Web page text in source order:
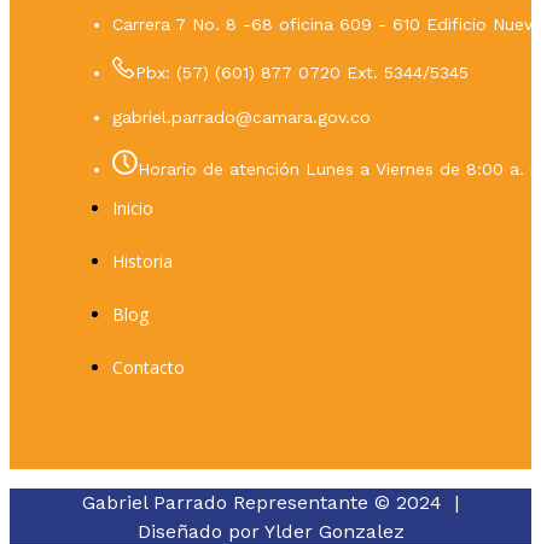
Carrera 7 No. 8 -68 oficina 609 - 610 Edificio
Pbx: (57) (601) 877 0720 Ext. 5344/5345
gabriel.parrado@camara.gov.co
Horario de atención Lunes a Viernes de 8:00 a.
Inicio
Historia
Blog
Contacto
Gabriel Parrado Representante © 2024 |
Diseñado por Ylder Gonzalez